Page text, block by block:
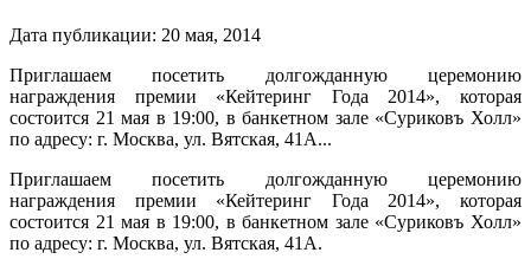
Дата публикации: 20 мая, 2014
Приглашаем посетить долгожданную церемонию
награждения премии «Кейтеринг Года 2014», которая
состоится 21 мая в 19:00, в банкетном зале «Суриковъ Холл»
по адресу: г. Москва, ул. Вятская, 41А...
Приглашаем посетить долгожданную церемонию
награждения премии «Кейтеринг Года 2014», которая
состоится 21 мая в 19:00, в банкетном зале «Суриковъ Холл»
по адресу: г. Москва, ул. Вятская, 41А.